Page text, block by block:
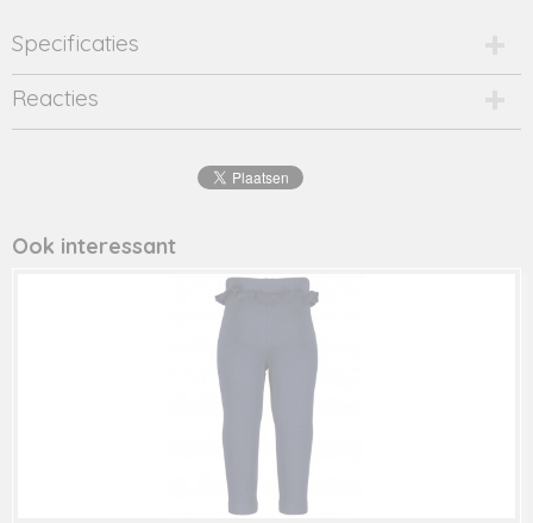
Specificaties
Productcode
950614-19280
Reacties
Ook interessant